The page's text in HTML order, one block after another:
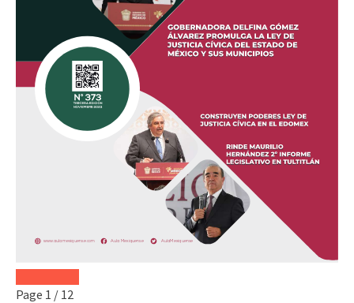
Page 1 / 12